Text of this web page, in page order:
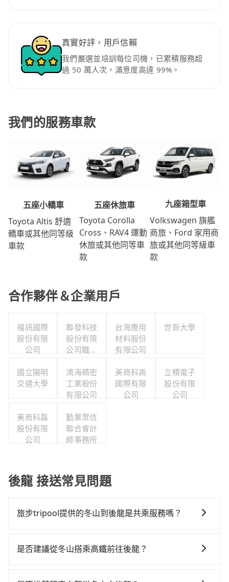
真實好評，用戶信賴
我們嚴選並培訓每位司機，已累積服務超
過 50 萬人次，滿意度高達 99%。
我們的服務車款
五座小轎車
Toyota Altis 舒適
轎車或其他同等級
車款
五座休旅車
Toyota Corolla
Cross、RAV4 運動
休旅或其他同等車
款
九座箱型車
Volkswagen 旗艦
商旅、Ford 家用商
旅或其他同等級車
款
合作夥伴＆企業用戶
福訊國際
股份有限
公司
聯發科技
股份有限
公司職工
會
台灣應用
材料股份
有限公司
世新大學
國立陽明
交通大學
鴻海精密
工業股份
有限公司
美商科高
國際有限
公司
立積電子
股份有限
公司
美商科磊
股份有限
公司
勤業眾信
聯合會計
師事務所
後龍 接送常見問題
旅步tripool提供的冬山到後龍是共乘服務嗎？
預約時都依照乘客需求做選擇。如需專車接送，車內除
是否建議從冬山搭乘高鐵前往後龍？